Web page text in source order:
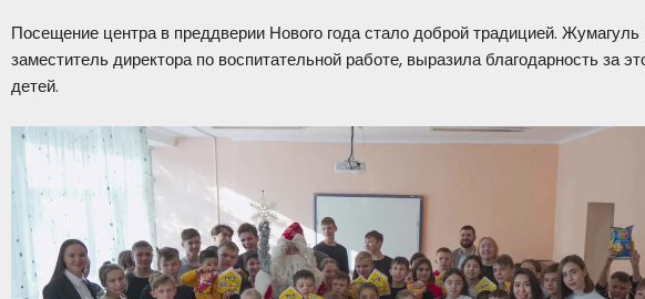
Посещение центра в преддверии Нового года стало доброй традицией. Жумагуль
заместитель директора по воспитательной работе, выразила благодарность за
детей.